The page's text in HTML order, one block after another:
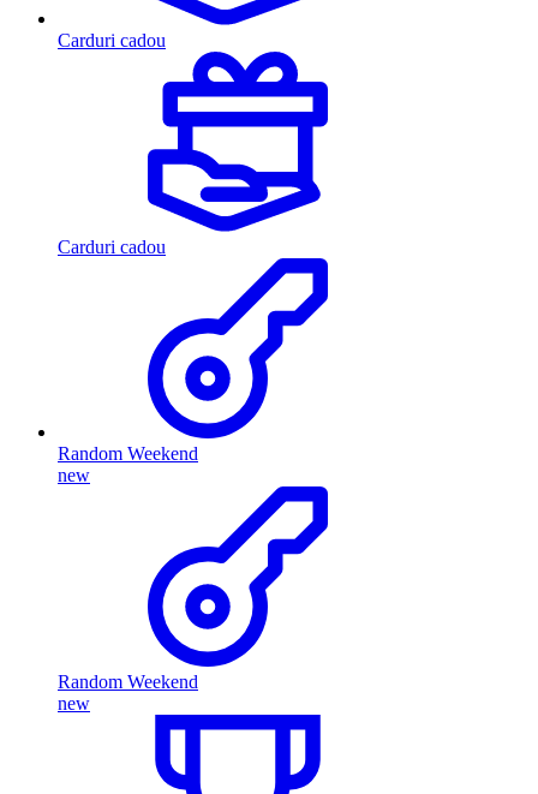
Carduri cadou
Carduri cadou
Random Weekend
new
Random Weekend
new